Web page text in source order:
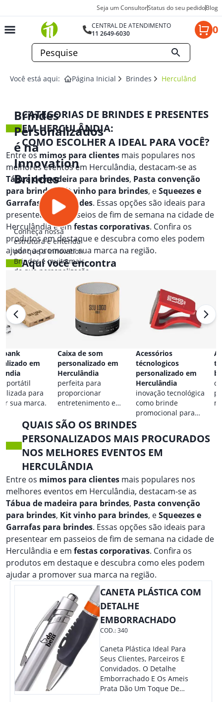
Seja um ConsultorStatus do seu pedidoBlog
CENTRAL DE ATENDIMENTO
11 2649-6030
0
Você está aqui: Página Inicial Brindes Herculândia
Brindes
Personalizados
é na
Innovation
Brindes
Conheça nossa
estrutura e entenda
por que a Innovation
Brindes é muito mais
do que personalização.
CATEGORIAS DE BRINDES E PRESENTES
EM HERCULÂNDIA:
COMO ESCOLHER A IDEAL PARA VOCÊ?
Entre osmimos para clientes mais populares nos
melhores eventos em Herculândia, destacam-se as
Tábua de madeira para brindes, Pasta convenção
para brindes,Kit vinho para brindes, eSqueezes e
Garrafas para brindes. Essas opções são ideais para
presentear em passeios de fim de semana na cidade de
Herculândia e em festas corporativas. Confira os
produtos em destaque e descubra como eles podem
ajudar a promover sua marca na região.
Aqui você encontra
bank
em
portátil
para
sua marca.
Caixa de som
personalizado em
Herculândia
perfeita para
proporcionar
entretenimento e
qualquer ocasião.
Acessórios
técnologicos
personalizado em
Herculândia
inovação tecnológica
como brinde
promocional para
eventos.
QUAIS SÃO OS BRINDES
PERSONALIZADOS MAIS PROCURADOS
NOS MELHORES EVENTOS EM
HERCULÂNDIA
Entre os mimos para clientes mais populares nos
melhores eventos em Herculândia, destacam-se as
Tábua de madeira para brindes, Pasta convenção
para brindes, Kit vinho para brindes, eSqueezes e
Garrafas para brindes. Essas opções são ideais para
presentear em passeios de fim de semana na cidade de
Herculândia e em festas corporativas. Confira os
produtos em destaque e descubra como eles podem
ajudar a promover sua marca na região.
CANETA PLÁSTICA COM
DETALHE
EMBORRACHADO
COD.:340
Caneta Plástica Ideal Para
Seus Clientes, Parceiros E
Convidados. O Detalhe
Emborrachado E Os Ameis
Prata Dão Um Toque De